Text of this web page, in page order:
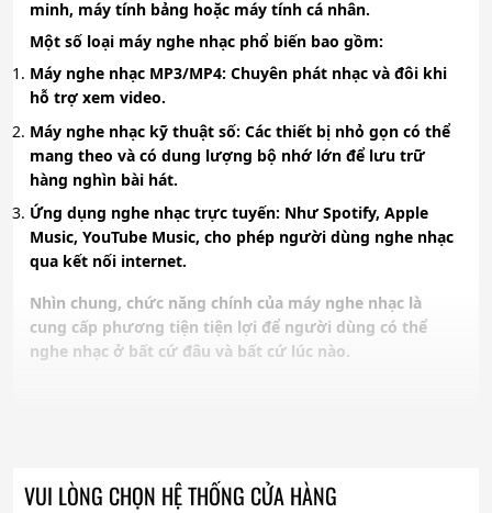
minh, máy tính bảng hoặc máy tính cá nhân.
Một số loại máy nghe nhạc phổ biến bao gồm:
Máy nghe nhạc MP3/MP4: Chuyên phát nhạc và đôi khi
hỗ trợ xem video.
Máy nghe nhạc kỹ thuật số: Các thiết bị nhỏ gọn có thể
mang theo và có dung lượng bộ nhớ lớn để lưu trữ
hàng nghìn bài hát.
Ứng dụng nghe nhạc trực tuyến: Như Spotify, Apple
Music, YouTube Music, cho phép người dùng nghe nhạc
qua kết nối internet.
Nhìn chung, chức năng chính của máy nghe nhạc là
cung cấp phương tiện tiện lợi để người dùng có thể
nghe nhạc ở bất cứ đâu và bất cứ lúc nào.
VUI LÒNG CHỌN HỆ THỐNG CỬA HÀNG